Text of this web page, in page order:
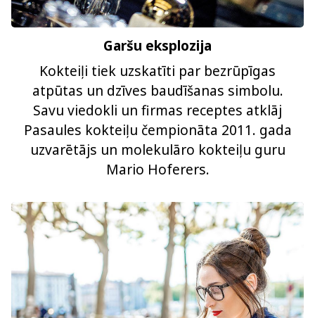
Garšu eksplozija
Kokteiļi tiek uzskatīti par bezrūpīgas
atpūtas un dzīves baudīšanas simbolu.
Savu viedokli un firmas receptes atklāj
Pasaules kokteiļu čempionāta 2011. gada
uzvarētājs un molekulāro kokteiļu guru
Mario Hoferers.